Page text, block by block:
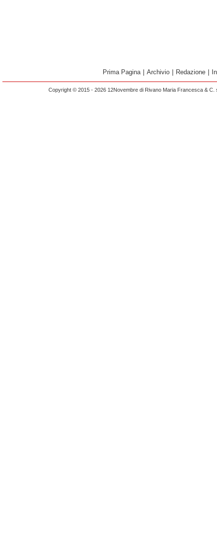
Prima Pagina | Archivio | Redazione |
Copyright © 2015 - 2026 12Novembre di Rivano Maria Francesca &